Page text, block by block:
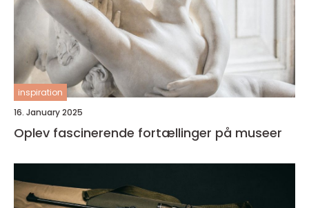
inspiration
16. January 2025
Oplev fascinerende fortællinger på museer